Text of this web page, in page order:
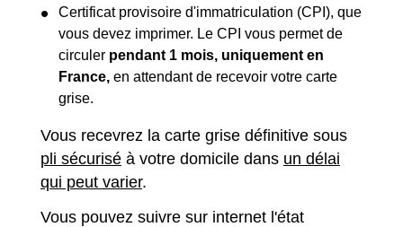
Certificat provisoire d'immatriculation (CPI), que
vous devez imprimer. Le CPI vous permet de
circuler pendant 1 mois, uniquement en
France, en attendant de recevoir votre carte
grise.
Vous recevrez la carte grise définitive sous
pli sécurisé à votre domicile dans un délai
qui peut varier.
Vous pouvez suivre sur internet l'état